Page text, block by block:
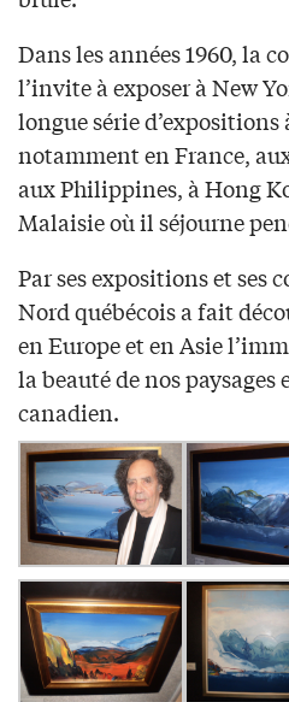
Dans les années 1960, la
l’invite à exposer à New
longue série d’expositions
notamment en France,
aux Philippines, à Hong
Malaisie où il séjourne
Par ses expositions et ses
Nord québécois a fait
en Europe et en Asie
la beauté de nos paysages
canadien.